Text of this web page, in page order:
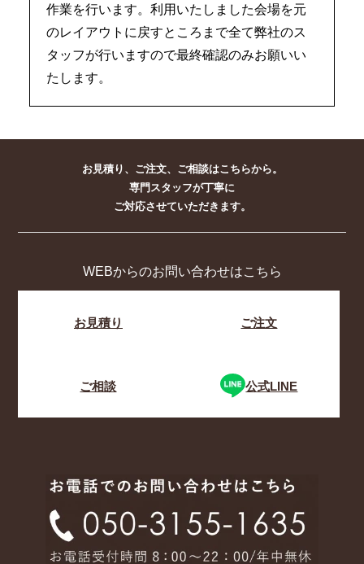
作業を行います。利用いたしました会場を元
のレイアウトに戻すところまで全て弊社のス
タッフが行いますので最終確認のみお願いい
たします。
お見積り、ご注文、ご相談はこちらから。
専門スタッフが丁寧に
ご対応させていただきます。
WEBからのお問い合わせはこちら
お見積り ご注文
ご相談 公式LINE